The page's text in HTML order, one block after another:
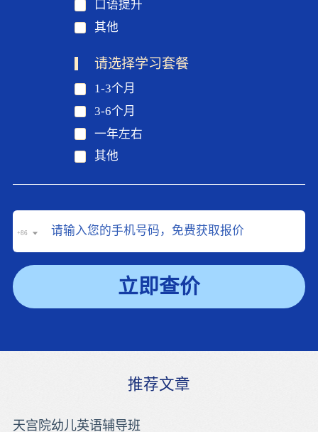
口语提升
其他
请选择学习套餐
1-3个月
3-6个月
一年左右
其他
+86
立即查价
推荐文章
天宫院幼儿英语辅导班